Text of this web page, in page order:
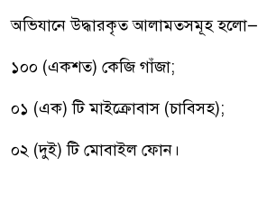
অভিযানে উদ্ধারকৃত আলামতসমূহ হলো—
১০০ (একশত) কেজি গাঁজা;
০১ (এক) টি মাইক্রোবাস (চাবিসহ);
০২ (দুই) টি মোবাইল ফোন।